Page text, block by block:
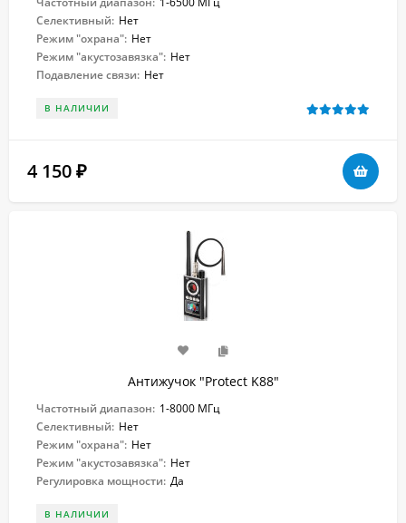
Селективный: Нет
Режим "охрана": Нет
Режим "акустозавязка": Нет
Подавление связи: Нет
В НАЛИЧИИ
4 150 ₽
Антижучок "Protect K88"
Частотный диапазон: 1-8000 МГц
Селективный: Нет
Режим "охрана": Нет
Режим "акустозавязка": Нет
Регулировка мощности: Да
В НАЛИЧИИ